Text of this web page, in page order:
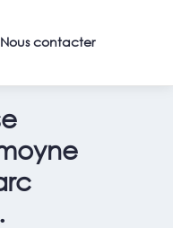
Nous contacter